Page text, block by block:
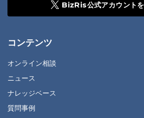
BizRis公式アカウント
コンテンツ
オンライン相談
ニュース
ナレッジベース
質問事例